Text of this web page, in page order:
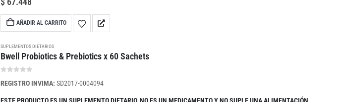
AÑADIR AL CARRITO
SUPLEMENTOS DIETARIOS
Bwell Probiotics & Prebiotics x 60 Sachets
REGISTRO INVIMA: SD2017-0004094